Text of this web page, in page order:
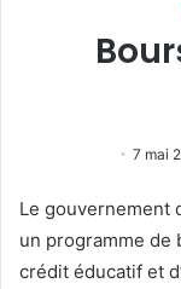
7 mai
Le gouvernement
un programme de
crédit éducatif et